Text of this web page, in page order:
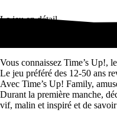
Le jeu en détail
Vous connaissez Time’s
Vous connaissez Time’s Up!,
Le jeu préféré des 12-50 ans
Avec Time’s Up! Family,
Durant la première manche,
vif, malin et inspiré et de